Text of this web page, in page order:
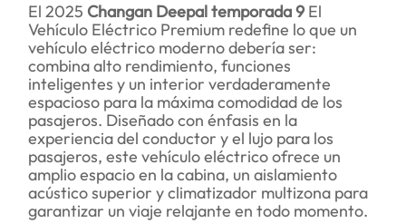
El 2025 Changan Deepal temporada 9 El
Vehículo Eléctrico Premium redefine lo que un
vehículo eléctrico moderno debería ser:
combina alto rendimiento, funciones
inteligentes y un interior verdaderamente
espacioso para la máxima comodidad de los
pasajeros. Diseñado con énfasis en la
experiencia del conductor y el lujo para los
pasajeros, este vehículo eléctrico ofrece un
amplio espacio en la cabina, un aislamiento
acústico superior y climatizador multizona para
garantizar un viaje relajante en todo momento.